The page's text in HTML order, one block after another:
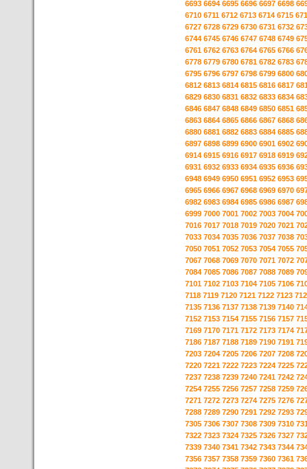
6693 6694 6695 6696 6697 6698
6710 6711 6712 6713 6714 6715
6727 6728 6729 6730 6731 6732
6744 6745 6746 6747 6748 6749
6761 6762 6763 6764 6765 6766
6778 6779 6780 6781 6782 6783
6795 6796 6797 6798 6799 6800
6812 6813 6814 6815 6816 6817
6829 6830 6831 6832 6833 6834
6846 6847 6848 6849 6850 6851
6863 6864 6865 6866 6867 6868
6880 6881 6882 6883 6884 6885
6897 6898 6899 6900 6901 6902
6914 6915 6916 6917 6918 6919
6931 6932 6933 6934 6935 6936
6948 6949 6950 6951 6952 6953
6965 6966 6967 6968 6969 6970
6982 6983 6984 6985 6986 6987
6999 7000 7001 7002 7003 7004
7016 7017 7018 7019 7020 7021
7033 7034 7035 7036 7037 7038
7050 7051 7052 7053 7054 7055
7067 7068 7069 7070 7071 7072
7084 7085 7086 7087 7088 7089
7101 7102 7103 7104 7105 7106
7118 7119 7120 7121 7122 7123
7135 7136 7137 7138 7139 7140
7152 7153 7154 7155 7156 7157
7169 7170 7171 7172 7173 7174
7186 7187 7188 7189 7190 7191
7203 7204 7205 7206 7207 7208
7220 7221 7222 7223 7224 7225
7237 7238 7239 7240 7241 7242
7254 7255 7256 7257 7258 7259
7271 7272 7273 7274 7275 7276
7288 7289 7290 7291 7292 7293
7305 7306 7307 7308 7309 7310
7322 7323 7324 7325 7326 7327
7339 7340 7341 7342 7343 7344
7356 7357 7358 7359 7360 7361